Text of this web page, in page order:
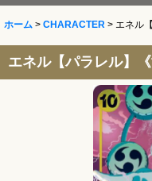
ホーム > CHARACTER > エネル
エネル【パラレル】《